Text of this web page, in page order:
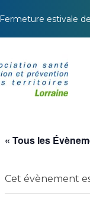
Fermeture estivale de
« Tous les
Cet évènement